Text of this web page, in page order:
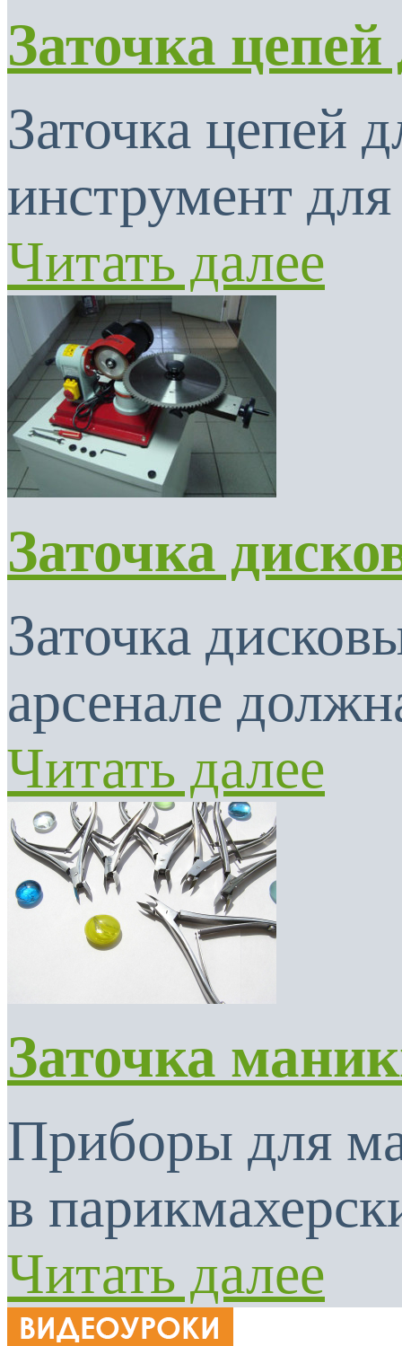
Заточка
Заточка цепей
инструмент
Читать далее
Заточка
Заточка
арсенале
Читать далее
Заточка
Приборы для
в
Читать далее